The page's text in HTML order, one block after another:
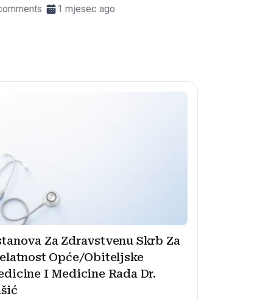
1 mjesec ago
Za Zdravstvenu Skrb Za
Opće/Obiteljske
I Medicine Rada Dr.